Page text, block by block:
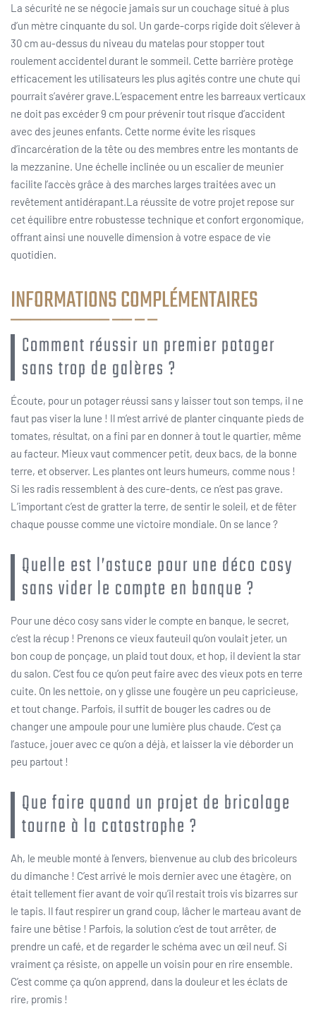
La sécurité ne se négocie jamais sur un couchage situé à plus
d’un mètre cinquante du sol. Un garde-corps rigide doit s’élever à
30 cm au-dessus du niveau du matelas pour stopper tout
roulement accidentel durant le sommeil. Cette barrière protège
efficacement les utilisateurs les plus agités contre une chute qui
pourrait s’avérer grave.L’espacement entre les barreaux verticaux
ne doit pas excéder 9 cm pour prévenir tout risque d’accident
avec des jeunes enfants. Cette norme évite les risques
d’incarcération de la tête ou des membres entre les montants de
la mezzanine. Une échelle inclinée ou un escalier de meunier
facilite l’accès grâce à des marches larges traitées avec un
revêtement antidérapant.La réussite de votre projet repose sur
cet équilibre entre robustesse technique et confort ergonomique,
offrant ainsi une nouvelle dimension à votre espace de vie
quotidien.
INFORMATIONS COMPLÉMENTAIRES
Comment réussir un premier potager
sans trop de galères ?
Écoute, pour un potager réussi sans y laisser tout son temps, il ne
faut pas viser la lune ! Il m’est arrivé de planter cinquante pieds de
tomates, résultat, on a fini par en donner à tout le quartier, même
au facteur. Mieux vaut commencer petit, deux bacs, de la bonne
terre, et observer. Les plantes ont leurs humeurs, comme nous !
Si les radis ressemblent à des cure-dents, ce n’est pas grave.
L’important c’est de gratter la terre, de sentir le soleil, et de fêter
chaque pousse comme une victoire mondiale. On se lance ?
Quelle est l’astuce pour une déco cosy
sans vider le compte en banque ?
Pour une déco cosy sans vider le compte en banque, le secret,
c’est la récup ! Prenons ce vieux fauteuil qu’on voulait jeter, un
bon coup de ponçage, un plaid tout doux, et hop, il devient la star
du salon. C’est fou ce qu’on peut faire avec des vieux pots en terre
cuite. On les nettoie, on y glisse une fougère un peu capricieuse,
et tout change. Parfois, il suffit de bouger les cadres ou de
changer une ampoule pour une lumière plus chaude. C’est ça
l’astuce, jouer avec ce qu’on a déjà, et laisser la vie déborder un
peu partout !
Que faire quand un projet de bricolage
tourne à la catastrophe ?
Ah, le meuble monté à l’envers, bienvenue au club des bricoleurs
du dimanche ! C’est arrivé le mois dernier avec une étagère, on
était tellement fier avant de voir qu’il restait trois vis bizarres sur
le tapis. Il faut respirer un grand coup, lâcher le marteau avant de
faire une bêtise ! Parfois, la solution c’est de tout arrêter, de
prendre un café, et de regarder le schéma avec un œil neuf. Si
vraiment ça résiste, on appelle un voisin pour en rire ensemble.
C’est comme ça qu’on apprend, dans la douleur et les éclats de
rire, promis !